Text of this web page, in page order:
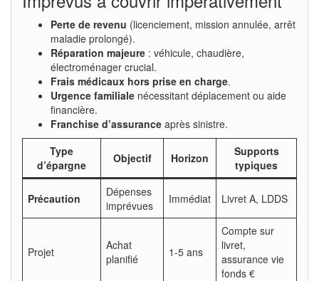
Perte de revenu (licenciement, mission annulée, arrêt
maladie prolongé).
Réparation majeure : véhicule, chaudière,
électroménager crucial.
Frais médicaux hors prise en charge.
Urgence familiale nécessitant déplacement ou aide
financière.
Franchise d’assurance après sinistre.
Type
d’épargne
Objectif Horizon
Supports
typiques
Précaution
Dépenses
imprévues
Immédiat Livret A, LDDS
Projet
Achat
planifié
1-5 ans
Compte sur
livret,
assurance vie
fonds €